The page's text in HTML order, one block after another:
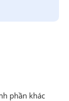
phần khác